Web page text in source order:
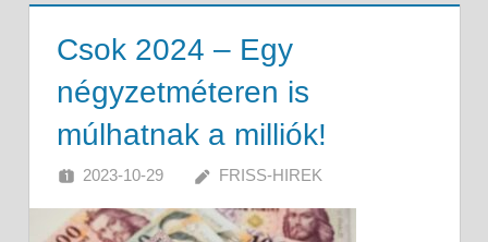
Csok 2024 – Egy
négyzetméteren is
múlhatnak a milliók!
2023-10-29 FRISS-HIREK